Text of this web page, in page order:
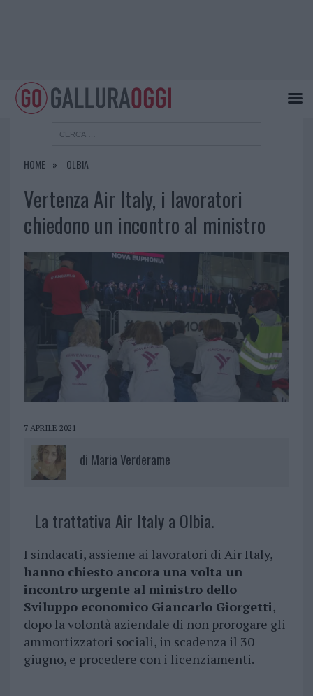
HOME OLBIA
Vertenza Air Italy, i lavoratori
chiedono un incontro al ministro
7 APRILE 2021
di Maria Verderame
La trattativa Air Italy a Olbia.
I sindacati, assieme ai lavoratori di Air Italy,
hanno chiesto ancora una volta un
incontro urgente al ministro dello
Sviluppo economico Giancarlo Giorgetti,
dopo la volontà aziendale di non prorogare gli
ammortizzatori sociali, in scadenza il 30
giugno, e procedere con i licenziamenti.